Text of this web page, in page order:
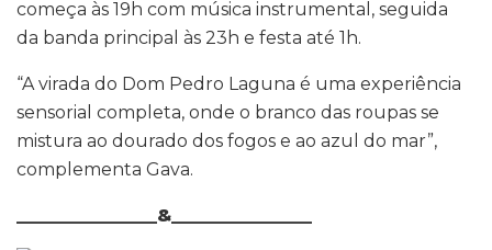
começa às 19h com música instrumental, seguida
da banda principal às 23h e festa até 1h.
“A virada do Dom Pedro Laguna é uma experiência
sensorial completa, onde o branco das roupas se
mistura ao dourado dos fogos e ao azul do mar”,
complementa Gava.
________________&________________